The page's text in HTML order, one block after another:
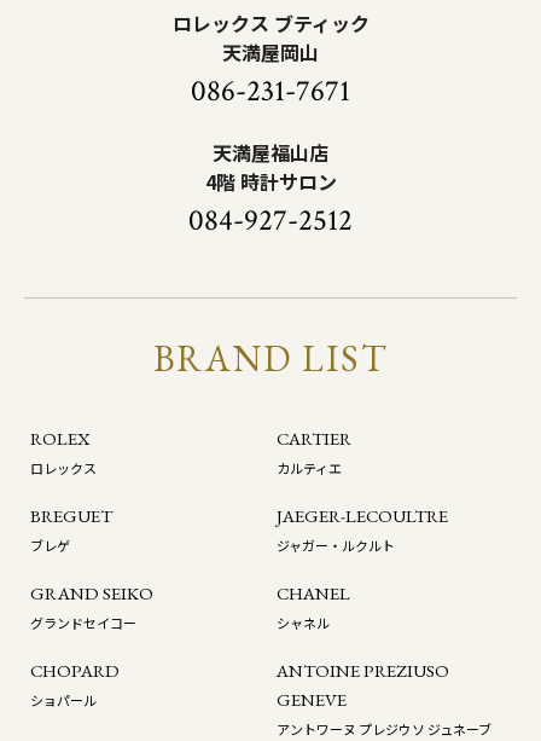
ロレックス ブティック
天満屋岡山
086-231-7671
天満屋福山店
4階 時計サロン
084-927-2512
BRAND LIST
ROLEX
ロレックス
CARTIER
カルティエ
BREGUET
ブレゲ
JAEGER-LECOULTRE
ジャガー・ルクルト
GRAND SEIKO
グランドセイコー
CHANEL
シャネル
CHOPARD
ショパール
ANTOINE PREZIUSO
GENEVE
アントワーヌ プレジウソ ジュネーブ